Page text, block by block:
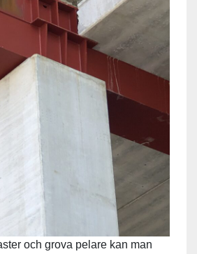
och grova pelare kan man